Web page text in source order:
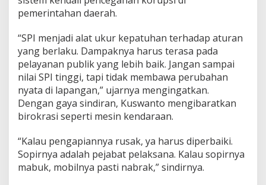
pemerintahan daerah.
“SPI menjadi alat ukur kepatuhan terhadap aturan
yang berlaku. Dampaknya harus terasa pada
pelayanan publik yang lebih baik. Jangan sampai
nilai SPI tinggi, tapi tidak membawa perubahan
nyata di lapangan,” ujarnya mengingatkan.
Dengan gaya sindiran, Kuswanto mengibaratkan
birokrasi seperti mesin kendaraan.
“Kalau pengapiannya rusak, ya harus diperbaiki.
Sopirnya adalah pejabat pelaksana. Kalau sopirnya
mabuk, mobilnya pasti nabrak,” sindirnya.